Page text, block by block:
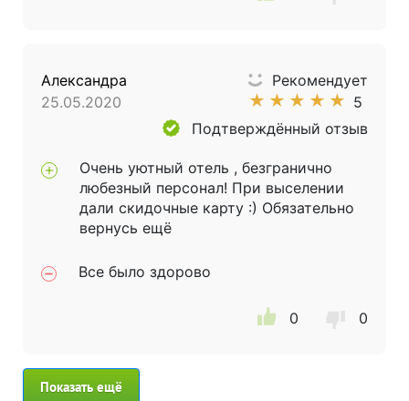
Александра
25.05.2020
Рекомендует
★ ★ ★ ★ ★ 5
Подтверждённый отзыв
Очень уютный отель , безгранично
любезный персонал! При выселении
дали скидочные карту :) Обязательно
вернусь ещё
Все было здорово
0 0
Показать ещё